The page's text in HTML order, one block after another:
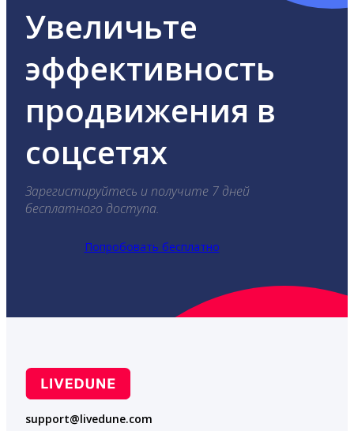
Увеличьте
эффективность
продвижения в
соцсетях
Зарегистируйтесь и получите 7 дней
бесплатного доступа.
Попробовать бесплатно
support@livedune.com